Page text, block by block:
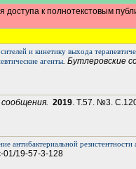
доступа к полнотекстовым
и кинетику выхода
агенты. Бутлеровские
2019. Т.57. №3.
антибактериальной резистентности
01/19-57-3-128